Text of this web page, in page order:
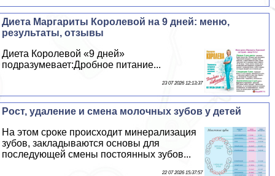
Диета Маргариты Королевой на 9 дней: меню,
результаты, отзывы
Диета Королевой «9 дней»
подразумевает:Дробное питание...
23 07 2026 12:13:37
Рост, удаление и смена молочных зубов у детей
На этом сроке происходит минерализация
зубов, закладываются основы для
последующей смены постоянных зубов...
22 07 2026 15:37:57